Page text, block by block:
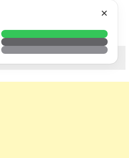
技. 生活. 攝影.
✕